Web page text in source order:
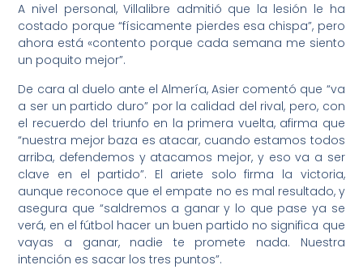
A nivel personal, Villalibre admitió que la lesión le ha
costado porque “físicamente pierdes esa chispa”, pero
ahora está «contento porque cada semana me siento
un poquito mejor”.
De cara al duelo ante el Almería, Asier comentó que “va
a ser un partido duro” por la calidad del rival, pero, con
el recuerdo del triunfo en la primera vuelta, afirma que
“nuestra mejor baza es atacar, cuando estamos todos
arriba, defendemos y atacamos mejor, y eso va a ser
clave en el partido”. El ariete solo firma la victoria,
aunque reconoce que el empate no es mal resultado, y
asegura que “saldremos a ganar y lo que pase ya se
verá, en el fútbol hacer un buen partido no significa que
vayas a ganar, nadie te promete nada. Nuestra
intención es sacar los tres puntos”.